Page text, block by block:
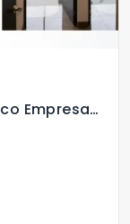
Clínica en Venta en Centro Médico Empresarial zona 10